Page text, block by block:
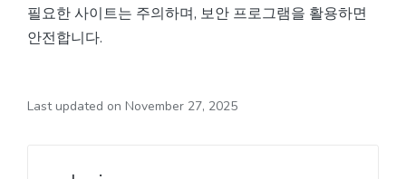
필요한 사이트는 주의하며, 보안 프로그램을 활용하면
안전합니다.
Last updated on November 27, 2025